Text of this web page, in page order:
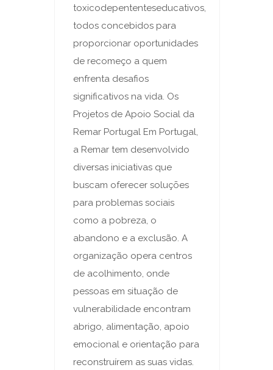
toxicodepententeseducativos,
todos concebidos para
proporcionar oportunidades
de recomeço a quem
enfrenta desafios
significativos na vida. Os
Projetos de Apoio Social da
Remar Portugal Em Portugal,
a Remar tem desenvolvido
diversas iniciativas que
buscam oferecer soluções
para problemas sociais
como a pobreza, o
abandono e a exclusão. A
organização opera centros
de acolhimento, onde
pessoas em situação de
vulnerabilidade encontram
abrigo, alimentação, apoio
emocional e orientação para
reconstruírem as suas vidas.